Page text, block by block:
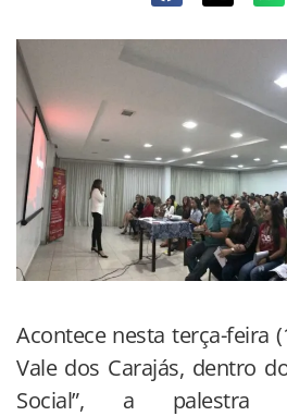
Acontece nesta terça-feira
Vale dos Carajás, dentro
Social”, a